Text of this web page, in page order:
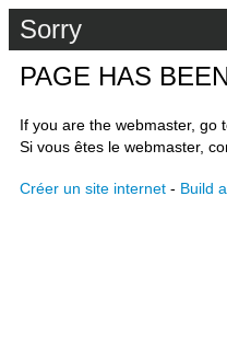
Sorry
PAGE HAS
If you are the webmaster, go
Si vous êtes le webmaster,
Créer un site internet - Build